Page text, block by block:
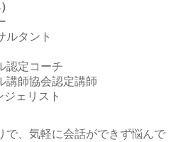
ルタント
認定コーチ
講師協会認定講師
ジェリスト
で、気軽に会話ができず悩んで